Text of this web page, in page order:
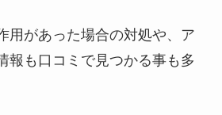
用があった場合の対処や、ア
報も口コミで見つかる事も多